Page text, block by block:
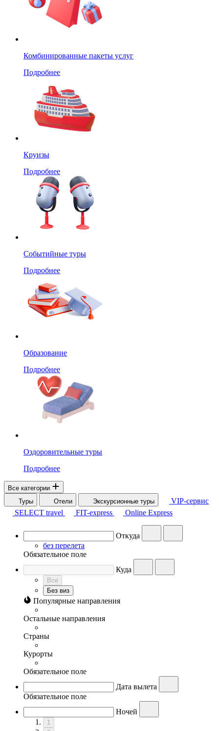
Комбинированные пакеты услуг
Подробнее
Круизы
Подробнее
Событийные туры
Подробнее
Образование
Подробнее
Оздоровительные туры
Подробнее
Все категории
Туры
Отели Экскурсионные туры
VIP-сервис
SELECT travel
FIT-express Online Express
Откуда
без перелета
Обязательное поле
Куда
Все
Без виз
Популярные направления
Остальные направления
Страны
Курорты
Обязательное поле
Дата вылета
Обязательное поле
Ночей
1